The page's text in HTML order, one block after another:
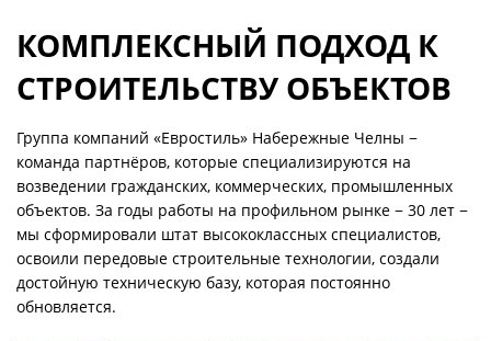
КОМПЛЕКСНЫЙ ПОДХОД К
СТРОИТЕЛЬСТВУ ОБЪЕКТОВ
Группа компаний «Евростиль» Набережные Челны −
команда партнёров, которые специализируются на
возведении гражданских, коммерческих, промышленных
объектов. За годы работы на профильном рынке − 30 лет −
мы сформировали штат высококлассных специалистов,
освоили передовые строительные технологии, создали
достойную техническую базу, которая постоянно
обновляется.